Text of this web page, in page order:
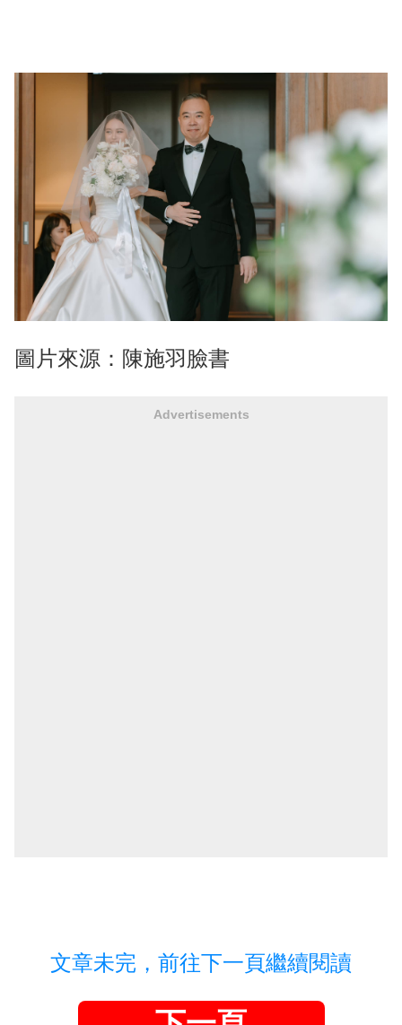
圖片來源：陳施羽臉書
Advertisements
文章未完，前往下一頁繼續閱讀